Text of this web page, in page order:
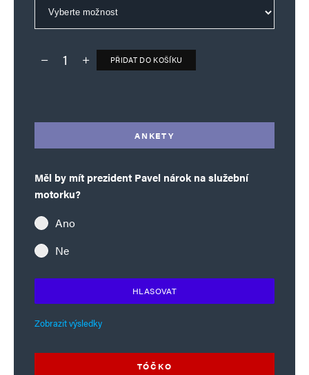
Deník TO – verze bez reklam množství
PŘIDAT DO KOŠÍKU
ANKETY
Měl by mít prezident Pavel nárok na služební
motorku?
Ano
Ne
HLASOVAT
Zobrazit výsledky
TÓČKO